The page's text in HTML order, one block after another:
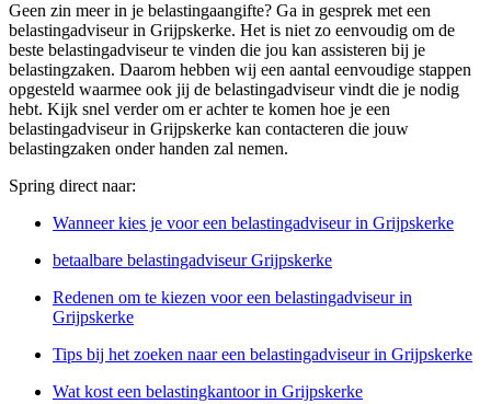
Geen zin meer in je belastingaangifte? Ga in gesprek met een
belastingadviseur in Grijpskerke. Het is niet zo eenvoudig om de
beste belastingadviseur te vinden die jou kan assisteren bij je
belastingzaken. Daarom hebben wij een aantal eenvoudige stappen
opgesteld waarmee ook jij de belastingadviseur vindt die je nodig
hebt. Kijk snel verder om er achter te komen hoe je een
belastingadviseur in Grijpskerke kan contacteren die jouw
belastingzaken onder handen zal nemen.
Spring direct naar:
Wanneer kies je voor een belastingadviseur in Grijpskerke
betaalbare belastingadviseur Grijpskerke
Redenen om te kiezen voor een belastingadviseur in
Grijpskerke
Tips bij het zoeken naar een belastingadviseur in Grijpskerke
Wat kost een belastingkantoor in Grijpskerke